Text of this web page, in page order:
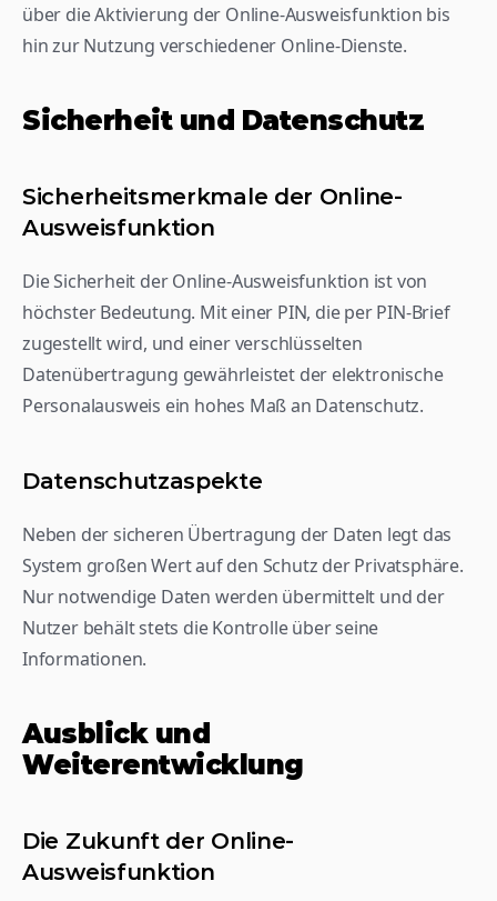
über die Aktivierung der Online-Ausweisfunktion bis
hin zur Nutzung verschiedener Online-Dienste.
Sicherheit und Datenschutz
Sicherheitsmerkmale der Online-
Ausweisfunktion
Die Sicherheit der Online-Ausweisfunktion ist von
höchster Bedeutung. Mit einer PIN, die per PIN-Brief
zugestellt wird, und einer verschlüsselten
Datenübertragung gewährleistet der elektronische
Personalausweis ein hohes Maß an Datenschutz.
Datenschutzaspekte
Neben der sicheren Übertragung der Daten legt das
System großen Wert auf den Schutz der Privatsphäre.
Nur notwendige Daten werden übermittelt und der
Nutzer behält stets die Kontrolle über seine
Informationen.
Ausblick und
Weiterentwicklung
Die Zukunft der Online-
Ausweisfunktion